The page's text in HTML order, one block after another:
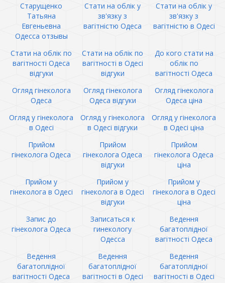
Старущенко
Татьяна
Евгеньевна
Одесса отзывы
Стати на облік у
зв'язку з
вагітністю Одеса
Стати на облік у
зв'язку з
вагітністю в Одесі
Стати на облік по
вагітності Одеса
відгуки
Стати на облік по
вагітності в Одесі
відгуки
До кого стати на
облік по
вагітності Одеса
Огляд гінеколога
Одеса
Огляд гінеколога
Одеса відгуки
Огляд гінеколога
Одеса ціна
Огляд у гінеколога
в Одесі
Огляд у гінеколога
в Одесі відгуки
Огляд у гінеколога
в Одесі ціна
Прийом
гінеколога Одеса
Прийом
гінеколога Одеса
відгуки
Прийом
гінеколога Одеса
ціна
Прийом у
гінеколога в Одесі
Прийом у
гінеколога в Одесі
відгуки
Прийом у
гінеколога в Одесі
ціна
Запис до
гінеколога Одеса
Записаться к
гинекологу
Одесса
Ведення
багатоплідної
вагітності Одеса
Ведення
багатоплідної
вагітності Одеса
Ведення
багатоплідної
вагітності в Одесі
Ведення
багатоплідної
вагітності в Одесі